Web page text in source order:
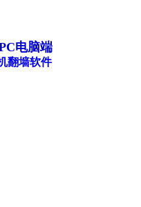
电脑端
翻墙软件